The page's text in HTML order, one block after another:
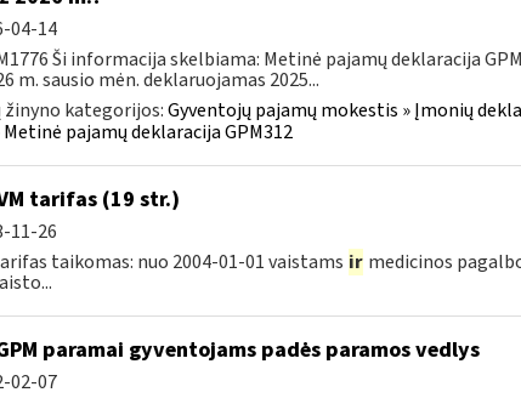
04-14
Ši informacija skelbiama: Metinė pajamų deklaracija
m. sausio mėn. deklaruojamas 2025...
žinyno kategorijos:Gyventojų pajamų mokestis » Įmonių
pajamų deklaracija GPM312
tarifas (19 str.)
11-26
taikomas: nuo 2004-01-01 vaistams ir medicinos
paramai gyventojams padės paramos vedlys
02-07